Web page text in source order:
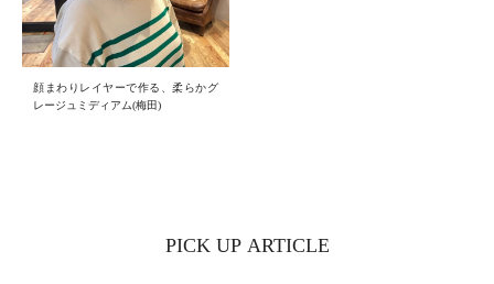
顔まわりレイヤーで作る、柔らかグ
レージュミディアム(梅田)
PICK UP ARTICLE